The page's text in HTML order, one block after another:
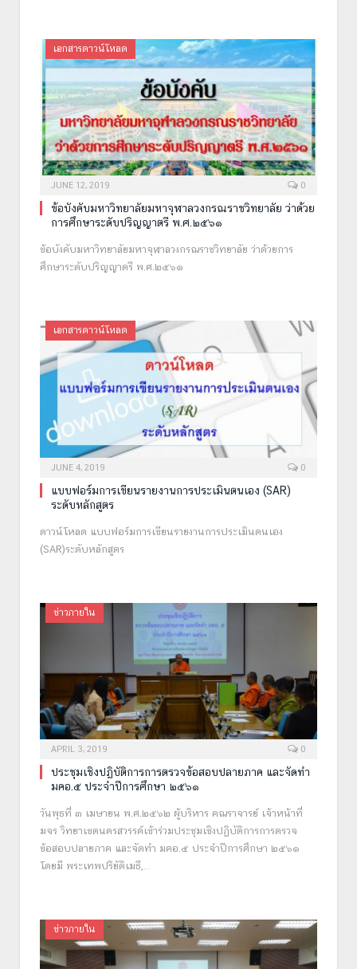
เอกสารดาวน์โหลด
JUNE 12, 2019 0
ข้อบังคับมหาวิทยาลัยมหาจุฬาลวงกรณราชวิทยาลัย ว่าด้วย
การศึกษาระดับปริญญาตรี พ.ศ.๒๕๖๑
ข้อบังคับมหาวิทยาลัยมหาจุฬาลวงกรณราชวิทยาลัย ว่าด้วยการ
ศึกษาระดับปริญญาตรี พ.ศ.๒๕๖๑
เอกสารดาวน์โหลด
JUNE 4, 2019 0
แบบฟอร์มการเขียนรายงานการประเมินตนเอง (SAR)
ระดับหลักสูตร
ดาวน์โหลด แบบฟอร์มการเขียนรายงานการประเมินตนเอง
(SAR)ระดับหลักสูตร
ข่าวภายใน
APRIL 3, 2019 0
ประชุมเชิงปฏิบัติการการตรวจข้อสอบปลายภาค และจัดทำ
มคอ.๕ ประจำปีการศึกษา ๒๕๖๑
วันพุธที่ ๓ เมษายน พ.ศ.๒๕๖๒ ผู้บริหาร คณราจารย์ เจ้าหน้าที่
มจร วิทยาเขตนครสวรรค์เข้าร่วมประชุมเชิงปฏิบัติการการตรวจ
ข้อสอบปลายภาค และจัดทำ มคอ.๕ ประจำปีการศึกษา ๒๕๖๑
โดยมี พระเทพปริยัติเมธี,…
ข่าวภายใน